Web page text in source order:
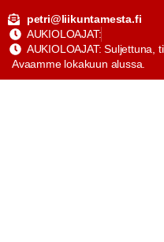
petri@liikuntamesta.fi
AUKIOLOAJAT:
AUKIOLOAJAT: Suljettuna,
Avaamme lokakuun alussa.